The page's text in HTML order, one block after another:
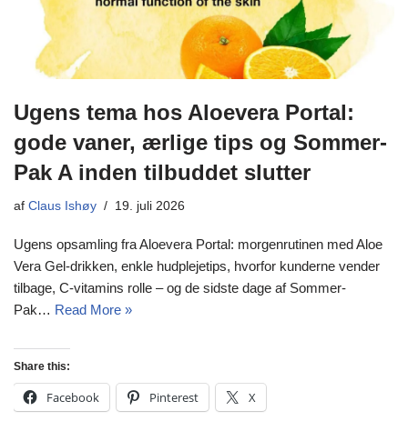
Ugens tema hos Aloevera Portal:
gode vaner, ærlige tips og Sommer-
Pak A inden tilbuddet slutter
af Claus Ishøy 19. juli 2026
Ugens opsamling fra Aloevera Portal: morgenrutinen med Aloe
Vera Gel-drikken, enkle hudplejetips, hvorfor kunderne vender
tilbage, C-vitamins rolle – og de sidste dage af Sommer-
Pak… Read More »
Share this:
Facebook Pinterest X